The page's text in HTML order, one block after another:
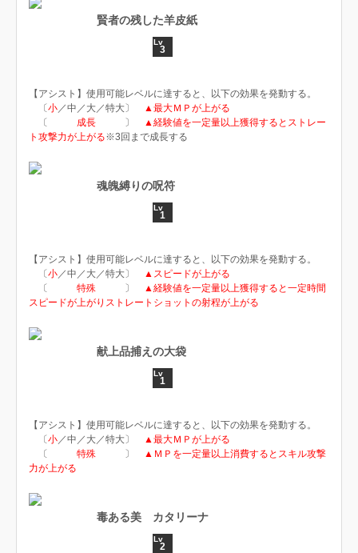
賢者の残した羊皮紙
3
【アシスト】使用可能レベルに達すると、以下の効果を発動する。
〔小／中／大／特大〕
▲最大ＭＰが上がる
〔 成長 〕
▲経験値を一定量以上獲得するとストレー
ト攻撃力が上がる※3回まで成長する
魂魄縛りの呪符
1
【アシスト】使用可能レベルに達すると、以下の効果を発動する。
〔小／中／大／特大〕
▲スピードが上がる
〔 特殊 〕
▲経験値を一定量以上獲得すると一定時間
スピードが上がりストレートショットの射程が上がる
献上品捕えの大袋
1
【アシスト】使用可能レベルに達すると、以下の効果を発動する。
〔小／中／大／特大〕
▲最大ＭＰが上がる
〔 特殊 〕
▲ＭＰを一定量以上消費するとスキル攻撃
力が上がる
毒ある美 カタリーナ
2